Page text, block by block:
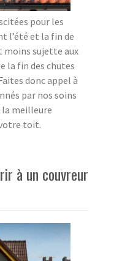
pour les
l’été et la fin de
moins sujette aux
la fin des chutes
donc appel à
par nos soins
la meilleure
toit.
à un couvreur